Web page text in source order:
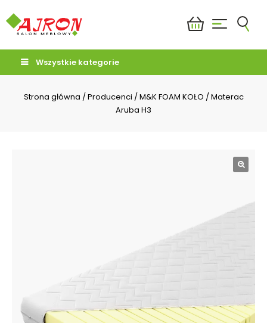
Wszystkie kategorie
Strona główna / Producenci / M&K FOAM KOŁO / Materac
Aruba H3